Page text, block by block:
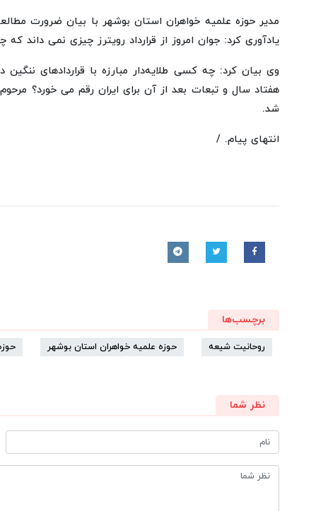
مدیر حوزه علمیه خواهران استان بوشهر با بیان ضرورت
یادآوری کرد: جوان امروز از قرارداد رویترز چیزی نمی
وی بیان کرد: چه کسی طلایه‌دار مبارزه با قراردادهای
هفتاد سال و تبعات بعد از آن برای ایران رقم می خورد؟
شد.
انتهای پیام. /
برچسب‌ها
روحانیت شیعه حوزه علمیه خواهران استان بوشهر
نظر شما